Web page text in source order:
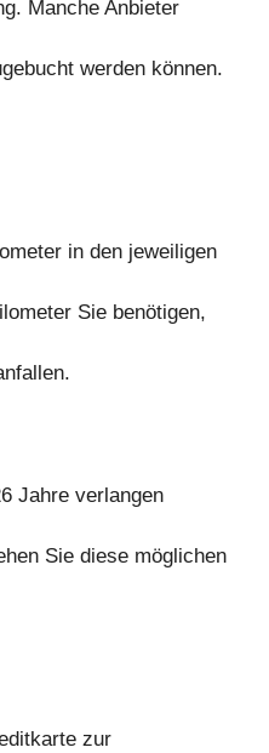
Manche Anbieter
werden können.
in den jeweiligen
Sie benötigen,
Jahre verlangen
Sie diese möglichen
zur